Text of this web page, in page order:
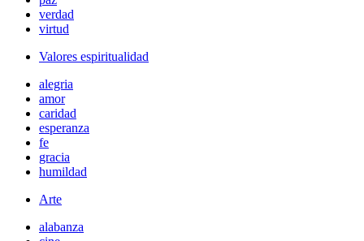
verdad
virtud
Valores espiritualidad
alegria
amor
caridad
esperanza
fe
gracia
humildad
Arte
alabanza